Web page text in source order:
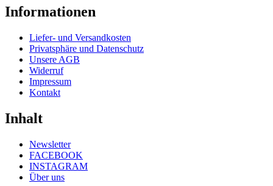
Informationen
Liefer- und Versandkosten
Privatsphäre und Datenschutz
Unsere AGB
Widerruf
Impressum
Kontakt
Inhalt
Newsletter
FACEBOOK
INSTAGRAM
Über uns